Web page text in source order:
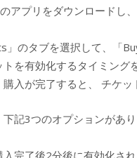
アプリをダウンロードし
のタブを選択して、「
を有効化するタイミング
入が完了すると、 チケッ
記3つのオプションがあり